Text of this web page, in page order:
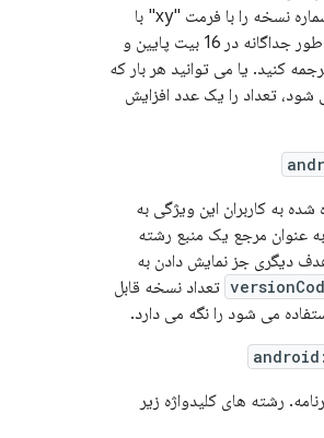
باشد یا می توانید یک شماره نسخه را با فرمت "xy" با
رمزگذاری "x" و "y" به طور جداگانه در 16 بیت پایین و
کنید. یا می توانید هر بار که
تعداد را یک عدد افزایش
به کاربران این ویژگی به
عنوان مرجع یک منبع رشته
دیگری جز نمایش دادن به
تعداد نسخه قابل
می شود را نگه می دارد.
رشته های کلیدواژه زیر